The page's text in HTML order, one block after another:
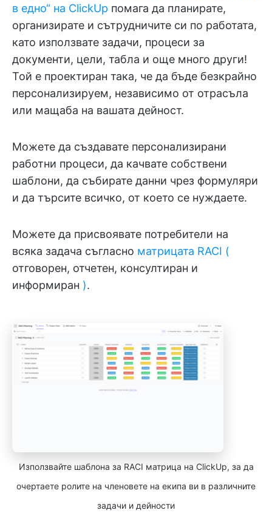
в едно“ на ClickUp помага да планирате,
организирате и сътрудничите си по работата,
като използвате задачи, процеси за
документи, цели, табла и още много други!
Той е проектиран така, че да бъде безкрайно
персонализируем, независимо от отрасъла
или мащаба на вашата дейност.
Можете да създавате персонализирани
работни процеси, да качвате собствени
шаблони, да събирате данни чрез формуляри
и да търсите всичко, от което се нуждаете.
Можете да присвоявате потребители на
всяка задача съгласно матрицата RACI (
отговорен, отчетен, консултиран и
информиран ).
Използвайте шаблона за RACI матрица на ClickUp, за да
очертаете ролите на членовете на екипа ви в различните
задачи и дейности